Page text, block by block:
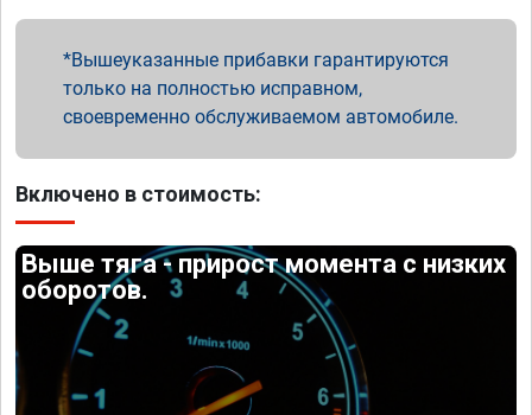
Вышеуказанные прибавки гарантируются
только на полностью исправном,
своевременно обслуживаемом автомобиле.
Включено в стоимость:
Выше тяга - прирост момента с низких
оборотов.